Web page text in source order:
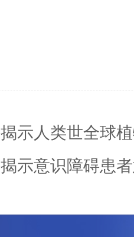
揭示人类世全球
示意识障碍患